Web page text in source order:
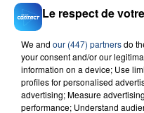
FIL D'ACTU
Le respect de
We and our (447) partnersdo
your consent and/or our
information on a device; Use
profiles for personalised
advertising; Measure
performance; Understand